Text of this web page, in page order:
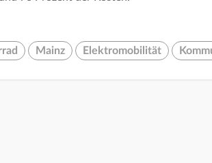
Mainz Elektromobilität